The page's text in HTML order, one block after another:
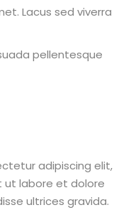
Lacus sed viverra
pellentesque
adipiscing elit,
ut labore et dolore
ultrices gravida.